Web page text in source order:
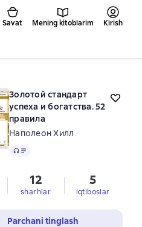
Savat Mening kitoblarim Kirish
Золотой стандарт
успеха и богатства. 52
правила
Наполеон Хилл
Audio
12
sharhlar
5
iqtiboslar
Parchani tinglash